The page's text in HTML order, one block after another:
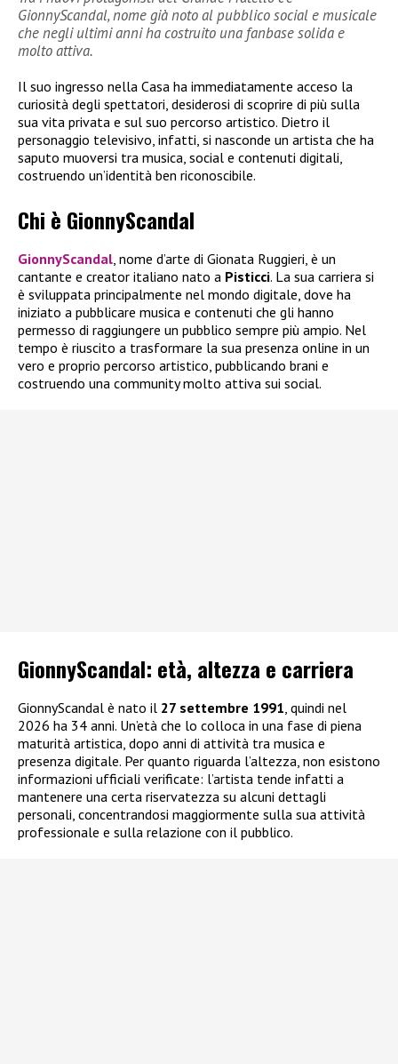
GionnyScandal, nome già noto al pubblico social e musicale
che negli ultimi anni ha costruito una fanbase solida e
molto attiva.
Il suo ingresso nella Casa ha immediatamente acceso la
curiosità degli spettatori, desiderosi di scoprire di più sulla
sua vita privata e sul suo percorso artistico. Dietro il
personaggio televisivo, infatti, si nasconde un artista che ha
saputo muoversi tra musica, social e contenuti digitali,
costruendo un’identità ben riconoscibile.
Chi è GionnyScandal
GionnyScandal, nome d’arte di Gionata Ruggieri, è un
cantante e creator italiano nato a Pisticci. La sua carriera si
è sviluppata principalmente nel mondo digitale, dove ha
iniziato a pubblicare musica e contenuti che gli hanno
permesso di raggiungere un pubblico sempre più ampio. Nel
tempo è riuscito a trasformare la sua presenza online in un
vero e proprio percorso artistico, pubblicando brani e
costruendo una community molto attiva sui social.
GionnyScandal: età, altezza e carriera
GionnyScandal è nato il 27 settembre 1991 , quindi nel
2026 ha 34 anni. Un’età che lo colloca in una fase di piena
maturità artistica, dopo anni di attività tra musica e
presenza digitale. Per quanto riguarda l’altezza, non esistono
informazioni ufficiali verificate: l’artista tende infatti a
mantenere una certa riservatezza su alcuni dettagli
personali, concentrandosi maggiormente sulla sua attività
professionale e sulla relazione con il pubblico.